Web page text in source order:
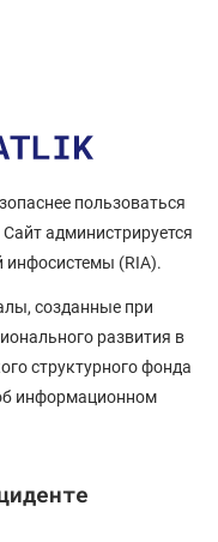
пользоваться
администрируется
инфосистемы (RIA).
созданные при
развития в
структурного фонда
информационном